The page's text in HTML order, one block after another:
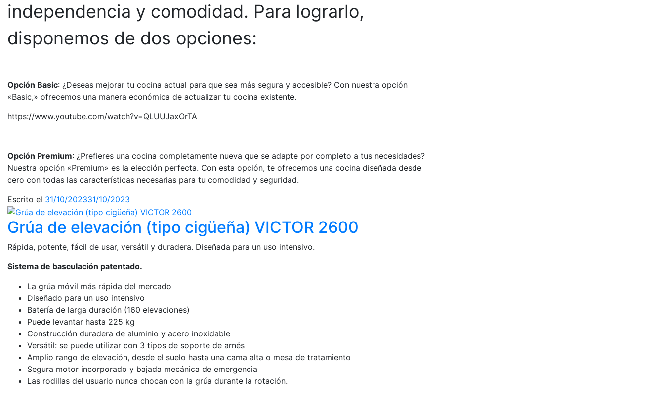
independencia y comodidad. Para lograrlo,
disponemos de dos opciones:
Opción Basic: ¿Deseas mejorar tu cocina actual para que sea más segura y accesible? Con nuestra opción
«Basic,» ofrecemos una manera económica de actualizar tu cocina existente.
https://www.youtube.com/watch?v=QLUUJaxOrTA
Opción Premium: ¿Prefieres una cocina completamente nueva que se adapte por completo a tus necesidades?
Nuestra opción «Premium» es la elección perfecta. Con esta opción, te ofrecemos una cocina diseñada desde
cero con todas las características necesarias para tu comodidad y seguridad.
Escrito el 31/10/202331/10/2023
Grúa de elevación (tipo cigüeña) VICTOR 2600
Rápida, potente, fácil de usar, versátil y duradera. Diseñada para un uso intensivo.
Sistema de basculación patentado.
La grúa móvil más rápida del mercado
Diseñado para un uso intensivo
Batería de larga duración (160 elevaciones)
Puede levantar hasta 225 kg
Construcción duradera de aluminio y acero inoxidable
Versátil: se puede utilizar con 3 tipos de soporte de arnés
Amplio rango de elevación, desde el suelo hasta una cama alta o mesa de tratamiento
Segura motor incorporado y bajada mecánica de emergencia
Las rodillas del usuario nunca chocan con la grúa durante la rotación.